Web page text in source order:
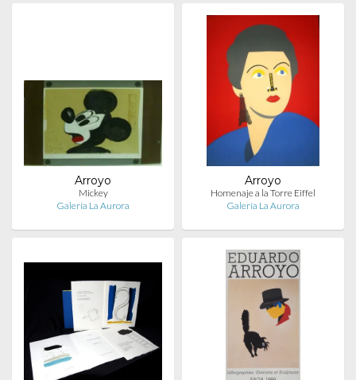
Arroyo
Mickey
Galería La Aurora
Arroyo
Homenaje a la Torre Eiffel
Galería La Aurora